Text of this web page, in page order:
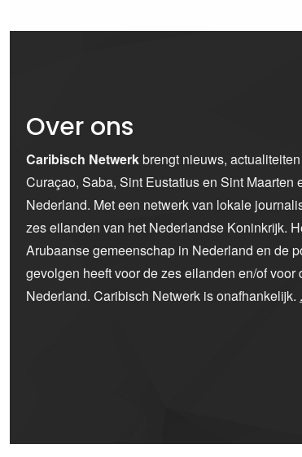
Over ons
Caribisch Netwerkbrengt nieuws,
Curaçao, Saba, Sint Eustatius en Sint
Nederland. Met een netwerk van lokale
zes eilanden van het Nederlandse Koninkrijk.
Arubaanse gemeenschap in Nederland en de
gevolgen heeft voor de zes eilanden en/of
Nederland. Caribisch Netwerk is onafhankelijk.